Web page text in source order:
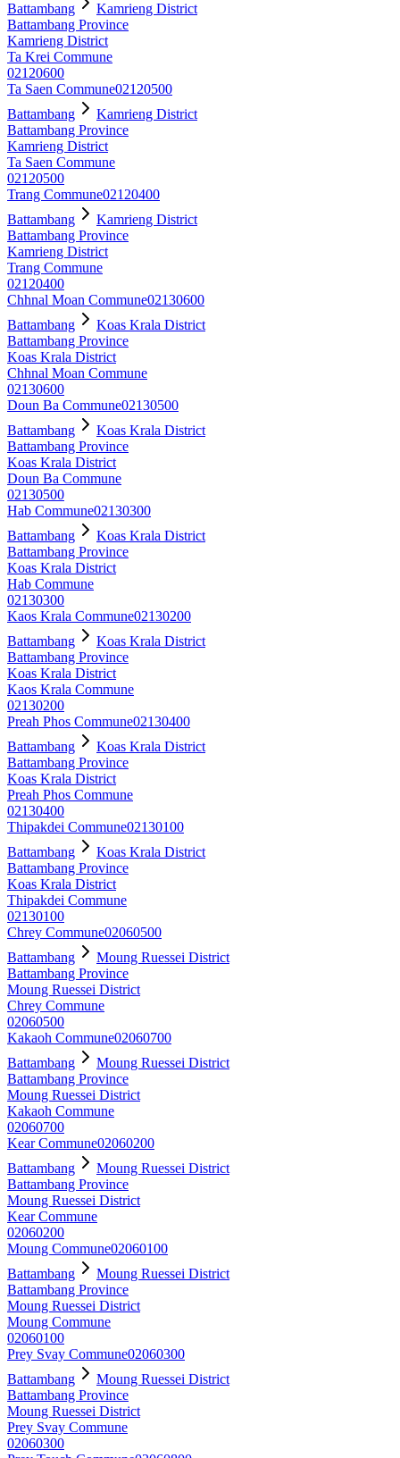
Battambang
Kamrieng District
Battambang Province
Kamrieng District
Ta Krei Commune
02120600
Ta Saen Commune02120500
Battambang
Kamrieng District
Battambang Province
Kamrieng District
Ta Saen Commune
02120500
Trang Commune02120400
Battambang
Kamrieng District
Battambang Province
Kamrieng District
Trang Commune
02120400
Chhnal Moan Commune02130600
Battambang
Koas Krala District
Battambang Province
Koas Krala District
Chhnal Moan Commune
02130600
Doun Ba Commune02130500
Battambang
Koas Krala District
Battambang Province
Koas Krala District
Doun Ba Commune
02130500
Hab Commune02130300
Battambang
Koas Krala District
Battambang Province
Koas Krala District
Hab Commune
02130300
Kaos Krala Commune02130200
Battambang
Koas Krala District
Battambang Province
Koas Krala District
Kaos Krala Commune
02130200
Preah Phos Commune02130400
Battambang
Koas Krala District
Battambang Province
Koas Krala District
Preah Phos Commune
02130400
Thipakdei Commune02130100
Battambang
Koas Krala District
Battambang Province
Koas Krala District
Thipakdei Commune
02130100
Chrey Commune02060500
Battambang
Moung Ruessei District
Battambang Province
Moung Ruessei District
Chrey Commune
02060500
Kakaoh Commune02060700
Battambang
Moung Ruessei District
Battambang Province
Moung Ruessei District
Kakaoh Commune
02060700
Kear Commune02060200
Battambang
Moung Ruessei District
Battambang Province
Moung Ruessei District
Kear Commune
02060200
Moung Commune02060100
Battambang
Moung Ruessei District
Battambang Province
Moung Ruessei District
Moung Commune
02060100
Prey Svay Commune02060300
Battambang
Moung Ruessei District
Battambang Province
Moung Ruessei District
Prey Svay Commune
02060300